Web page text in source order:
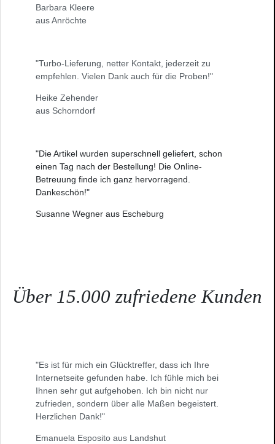
Barbara Kleere
aus Anröchte
"Turbo-Lieferung, netter Kontakt, jederzeit zu
empfehlen. Vielen Dank auch für die Proben!"
Heike Zehender
aus Schorndorf
"Die Artikel wurden superschnell geliefert, schon
einen Tag nach der Bestellung! Die Online-
Betreuung finde ich ganz hervorragend.
Dankeschön!"
Susanne Wegner aus Escheburg
Über 15.000 zufriedene Kunden
"Es ist für mich ein Glücktreffer, dass ich Ihre
Internetseite gefunden habe. Ich fühle mich bei
Ihnen sehr gut aufgehoben. Ich bin nicht nur
zufrieden, sondern über alle Maßen begeistert.
Herzlichen Dank!"
Emanuela Esposito aus Landshut